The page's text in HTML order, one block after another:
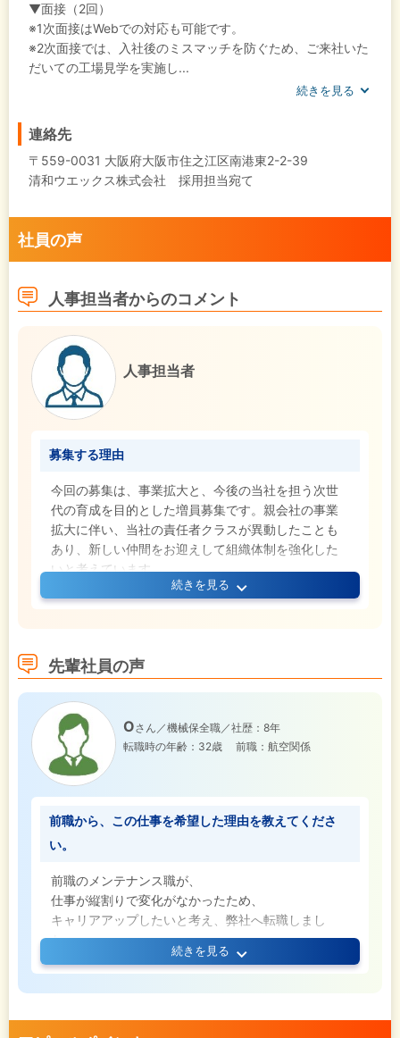
▼面接（2回）
※1次面接はWebでの対応も可能です。
※2次面接では、入社後のミスマッチを防ぐため、ご来社いた
だいての工場見学を実施し...
続きを見る
連絡先
〒559-0031 大阪府大阪市住之江区南港東2-2-39
清和ウエックス株式会社 採用担当宛て
社員の声
人事担当者からのコメント
人事担当者
募集する理由
今回の募集は、事業拡大と、今後の当社を担う次世
代の育成を目的とした増員募集です。親会社の事業
拡大に伴い、当社の責任者クラスが異動したことも
あり、新しい仲間をお迎えして組織体制を強化した
いと考えています。
問いません。皆さんのご応募を心よりお待ちしてい
続きを見る
先輩社員の声
Oさん／機械保全職／社歴：8年
転職時の年齢：32歳
前職：航空関係
前職から、この仕事を希望した理由を教えてくださ
い。
前職のメンテナンス職が、
仕事が縦割りで変化がなかったため、
キャリアアップしたいと考え、弊社へ転職しまし
た。
また、社会インフラにも興味があり、貢献したいと
考えたためです。
続きを見る